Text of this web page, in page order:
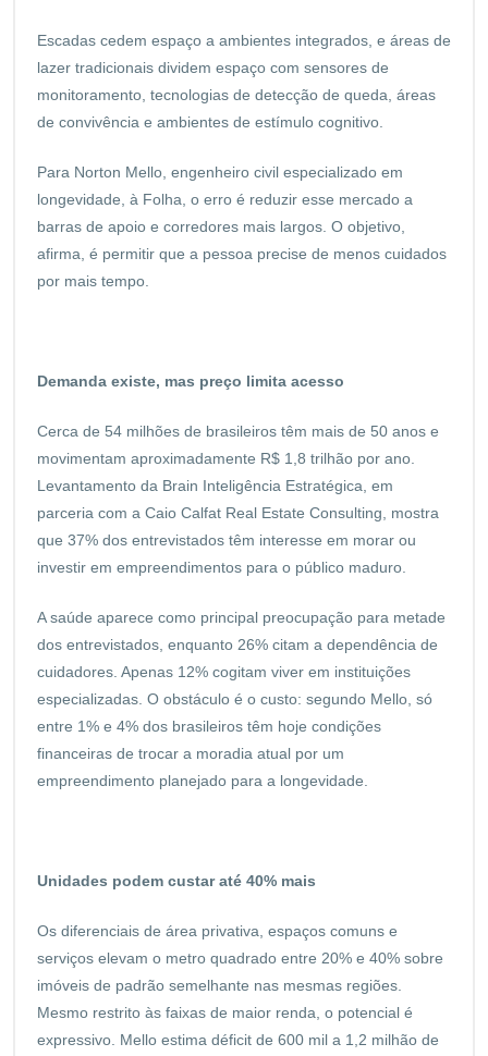
Escadas cedem espaço a ambientes integrados, e áreas de
lazer tradicionais dividem espaço com sensores de
monitoramento, tecnologias de detecção de queda, áreas
de convivência e ambientes de estímulo cognitivo.
Para Norton Mello, engenheiro civil especializado em
longevidade, à Folha, o erro é reduzir esse mercado a
barras de apoio e corredores mais largos. O objetivo,
afirma, é permitir que a pessoa precise de menos cuidados
por mais tempo.
Demanda existe, mas preço limita acesso
Cerca de 54 milhões de brasileiros têm mais de 50 anos e
movimentam aproximadamente R$ 1,8 trilhão por ano.
Levantamento da Brain Inteligência Estratégica, em
parceria com a Caio Calfat Real Estate Consulting, mostra
que 37% dos entrevistados têm interesse em morar ou
investir em empreendimentos para o público maduro.
A saúde aparece como principal preocupação para metade
dos entrevistados, enquanto 26% citam a dependência de
cuidadores. Apenas 12% cogitam viver em instituições
especializadas. O obstáculo é o custo: segundo Mello, só
entre 1% e 4% dos brasileiros têm hoje condições
financeiras de trocar a moradia atual por um
empreendimento planejado para a longevidade.
Unidades podem custar até 40% mais
Os diferenciais de área privativa, espaços comuns e
serviços elevam o metro quadrado entre 20% e 40% sobre
imóveis de padrão semelhante nas mesmas regiões.
Mesmo restrito às faixas de maior renda, o potencial é
expressivo. Mello estima déficit de 600 mil a 1,2 milhão de